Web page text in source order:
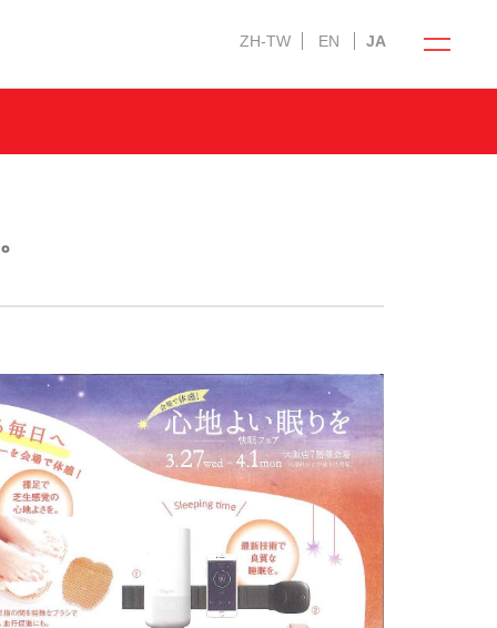
）への
English Website
ル大阪
法人のお客様へ
ショップ運営の方へ
ホテル・宿泊業の方へ
建築家・インテリアコーディネー
ZH-TW EN JA